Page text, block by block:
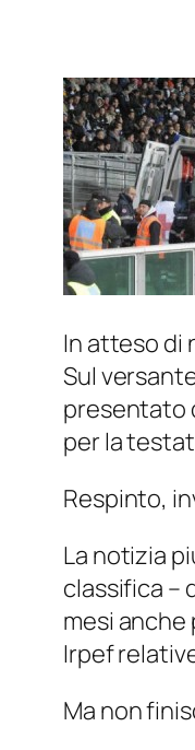
In atteso di
Sul
presentato
per la
Respinto,
La notizia
classifica –
mesi
Irpef
Ma non